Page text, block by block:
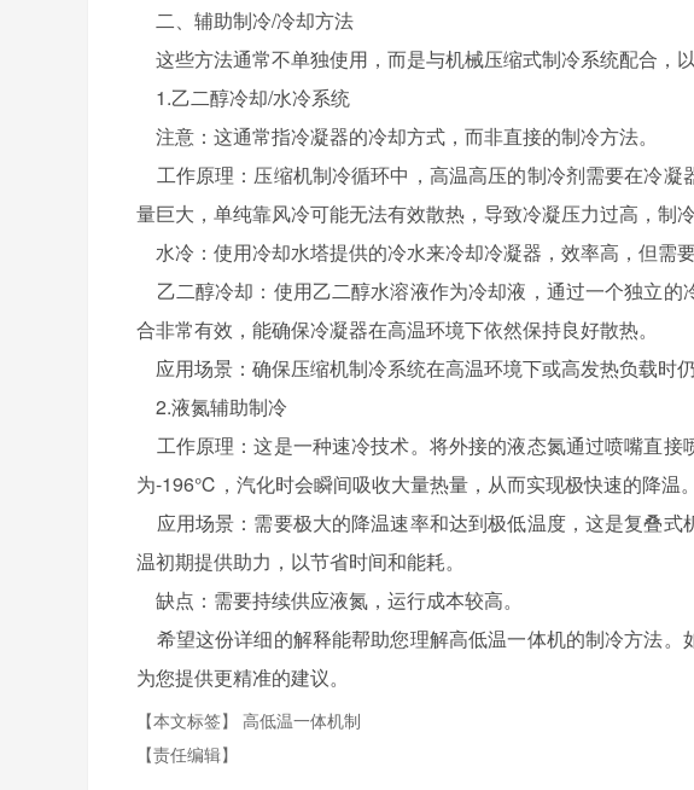
二、辅助制冷/冷却方法
这些方法通常不单独使用，而是与机械压缩式制冷系统配合，
1.乙二醇冷却/水冷系统
注意：这通常指冷凝器的冷却方式，而非直接的制冷方法。
工作原理：压缩机制冷循环中，高温高压的制冷剂需要在冷
量巨大，单纯靠风冷可能无法有效散热，导致冷凝压力过高，制
水冷：使用冷却水塔提供的冷水来冷却冷凝器，效率高，但需要
乙二醇冷却：使用乙二醇水溶液作为冷却液，通过一个独立
合非常有效，能确保冷凝器在高温环境下依然保持良好散热。
应用场景：确保压缩机制冷系统在高温环境下或高发热负载时仍
2.液氮辅助制冷
工作原理：这是一种速冷技术。将外接的液态氮通过喷嘴直
为-196℃，汽化时会瞬间吸收大量热量，从而实现极快速的降温。
应用场景：需要极大的降温速率和达到极低温度，这是复叠
温初期提供助力，以节省时间和能耗。
缺点：需要持续供应液氮，运行成本较高。
希望这份详细的解释能帮助您理解高低温一体机的制冷方法
为您提供更精准的建议。
【本文标签】 高低温一体机制
【责任编辑】